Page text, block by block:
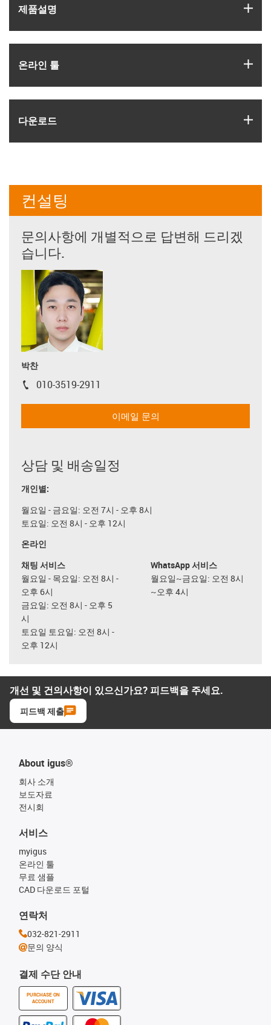
제품­설명
온라인 툴
다운로드
컨설팅
문의사항에 개별적으로 답변해 드리겠
습니다.
박찬
igus-icon-phone
010-3519-2911
이메일 문의
상담 및 배송일정
개인별:
월요일 - 금요일: 오전 7시 - 오후 8시
토요일: 오전 8시 - 오후 12시
온라인
채팅 서비스
월요일 - 목요일: 오전 8시 -
오후 6시
금요일: 오전 8시 - 오후 5
시
토요일 토요일: 오전 8시 -
오후 12시
WhatsApp 서비스
월요일~금요일: 오전 8시
~오후 4시
개선 및 건의사항이 있으신가요? 피드백을 주세요.
피드백 제출
About igus®
회사 소개
보도자료
전시회
결제 수단 안내
PURCHASE ON
ACCOUNT
서비스
myigus
온라인 툴
무료 샘플
CAD 다운로드 포털
연락처
032-821-2911
문의 양식